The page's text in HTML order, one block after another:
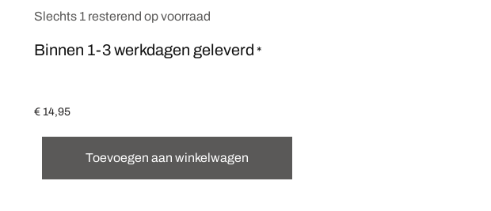
Slechts 1 resterend op voorraad
Binnen 1-3 werkdagen geleverd *
€ 14,95
Toevoegen aan winkelwagen